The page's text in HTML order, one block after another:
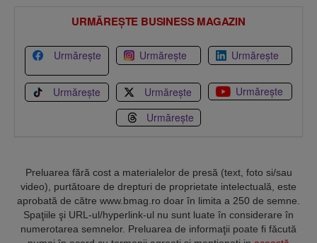
URMĂREȘTE BUSINESS MAGAZIN
Urmărește Urmărește Urmărește
Urmărește Urmărește
Urmărește
Urmărește
Preluarea fără cost a materialelor de presă (text, foto si/sau
video), purtătoare de drepturi de proprietate intelectuală, este
aprobată de către www.bmag.ro doar în limita a 250 de semne.
Spaţiile şi URL-ul/hyperlink-ul nu sunt luate în considerare în
numerotarea semnelor. Preluarea de informaţii poate fi făcută